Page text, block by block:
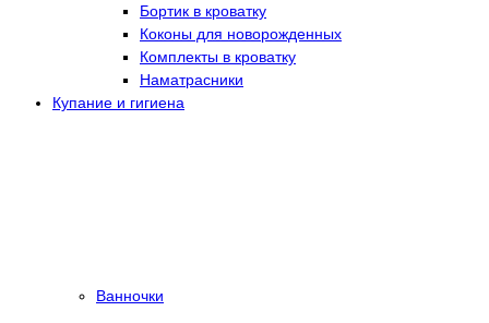
Бортик в кроватку
Коконы для новорожденных
Комплекты в кроватку
Наматрасники
Купание и гигиена
Ванночки